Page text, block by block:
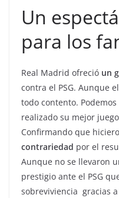
Un
para los
Real Madrid ofreció un
contra el PSG. Aunque
todo contento.
realizado su mejor
Confirmando que
contrariedad por el
Aunque no se llevaron
prestigio ante el PSG
sobreviviencia gracias